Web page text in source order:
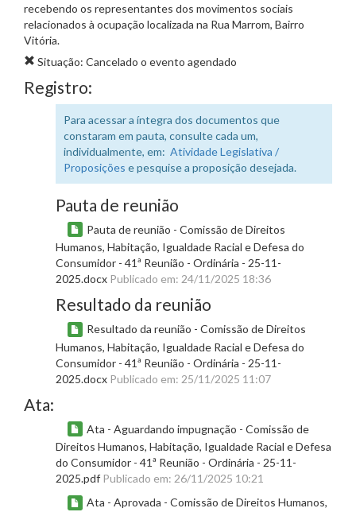
recebendo os representantes dos movimentos sociais
relacionados à ocupação localizada na Rua Marrom, Bairro
Vitória.
Situação: Cancelado o evento agendado
Registro:
Para acessar a íntegra dos documentos que
constaram em pauta, consulte cada um,
individualmente, em: Atividade Legislativa /
Proposições e pesquise a proposição desejada.
Pauta de reunião
Pauta de reunião - Comissão de Direitos
Humanos, Habitação, Igualdade Racial e Defesa do
Consumidor - 41ª Reunião - Ordinária - 25-11-
2025.docx Publicado em: 24/11/2025 18:36
Resultado da reunião
Resultado da reunião - Comissão de Direitos
Humanos, Habitação, Igualdade Racial e Defesa do
Consumidor - 41ª Reunião - Ordinária - 25-11-
2025.docx Publicado em: 25/11/2025 11:07
Ata:
Ata - Aguardando impugnação - Comissão de
Direitos Humanos, Habitação, Igualdade Racial e Defesa
do Consumidor - 41ª Reunião - Ordinária - 25-11-
2025.pdf Publicado em: 26/11/2025 10:21
Ata - Aprovada - Comissão de Direitos Humanos,